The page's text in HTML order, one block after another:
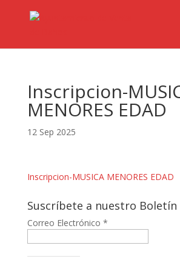
Inscripcion-
MENORES EDAD
12 Sep 2025
Inscripcion-MUSICA MENORES EDAD
Suscríbete a nuestro Boletín
Correo Electrónico *